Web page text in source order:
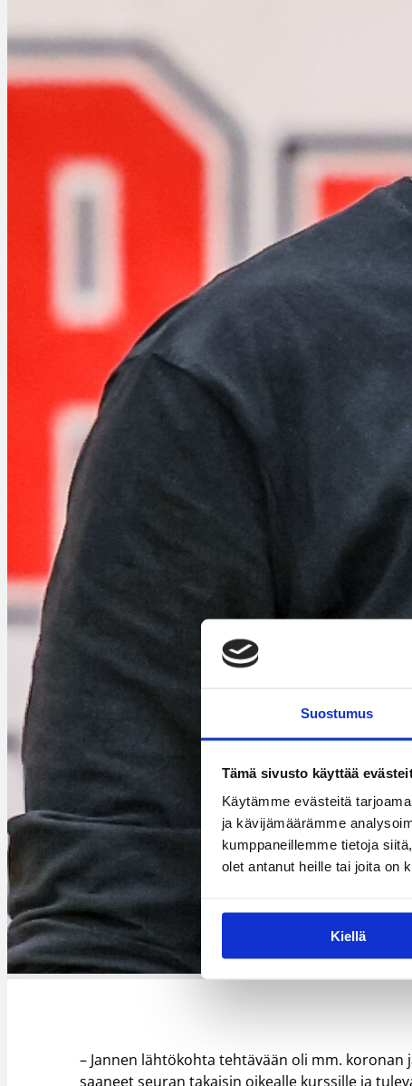
Suostumus
Tämä sivusto käyttää
Käytämme evästeitä
ja kävijämäärämme
kumppaneillemme tietoja
olet antanut heille tai joita on
Kiellä
– Jannen lähtökohta tehtävään oli mm.
saaneet seuran takaisin oikealle kurssille ja